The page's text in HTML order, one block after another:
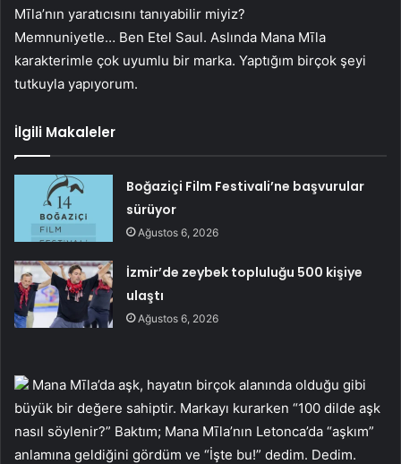
Mīla’nın yaratıcısını tanıyabilir miyiz?
Memnuniyetle… Ben Etel Saul. Aslında Mana Mīla
karakterimle çok uyumlu bir marka. Yaptığım birçok şeyi
tutkuyla yapıyorum.
İlgili Makaleler
Boğaziçi Film Festivali’ne başvurular
sürüyor
Ağustos 6, 2026
İzmir’de zeybek topluluğu 500 kişiye
ulaştı
Ağustos 6, 2026
Mana Mīla’da aşk, hayatın birçok alanında olduğu gibi
büyük bir değere sahiptir. Markayı kurarken “100 dilde aşk
nasıl söylenir?” Baktım; Mana Mīla’nın Letonca’da “aşkım”
anlamına geldiğini gördüm ve “İşte bu!” dedim. Dedim.